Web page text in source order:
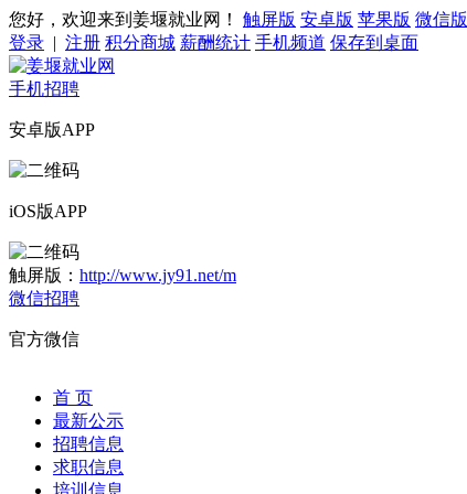
您好，欢迎来到姜堰就业网！ 触屏版 安卓版 苹果版 微信版
登录 | 注册 积分商城 薪酬统计 手机频道 保存到桌面
手机招聘
安卓版APP
iOS版APP
触屏版： http://www.jy91.net/m
微信招聘
官方微信
首 页
最新公示
招聘信息
求职信息
培训信息